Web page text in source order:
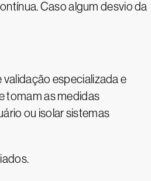
Caso algum desvio da
validação especializada e
tomam as medidas
ou isolar sistemas